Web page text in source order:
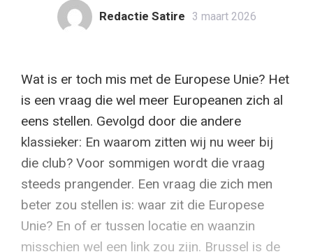
Redactie Satire 3 maart 2026
Wat is er toch mis met de Europese Unie? Het
is een vraag die wel meer Europeanen zich al
eens stellen. Gevolgd door die andere
klassieker: En waarom zitten wij nu weer bij
die club? Voor sommigen wordt die vraag
steeds prangender. Een vraag die zich men
beter zou stellen is: waar zit die Europese
Unie? En of er tussen locatie en waanzin
misschien wel een link zou zijn. Brussel is de